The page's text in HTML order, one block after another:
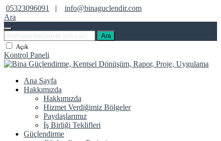
05323096091 |
info@binaguclendir.com
Ara
Ara
Açık
Kontrol Paneli
Ana Sayfa
Hakkımızda
Hakkımızda
Hizmet Verdiğimiz Bölgeler
Paydaşlarımız
İş Birliği Teklifleri
Güçlendirme